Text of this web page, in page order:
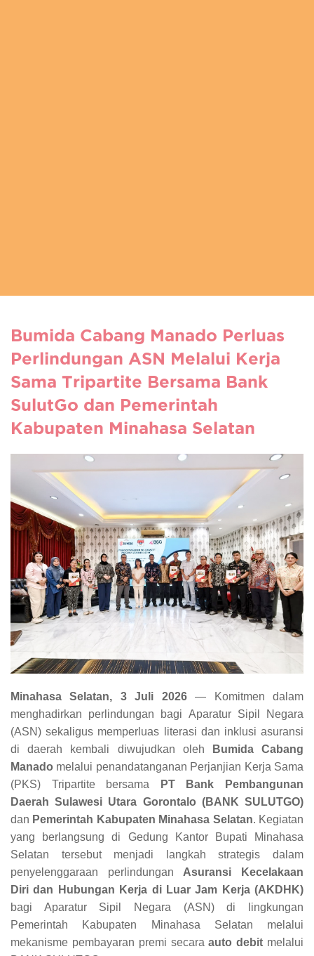
Bumida Cabang Manado Perluas
Perlindungan ASN Melalui Kerja
Sama Tripartite Bersama Bank
SulutGo dan Pemerintah
Kabupaten Minahasa Selatan
Minahasa Selatan, 3 Juli 2026— Komitmen dalam
menghadirkan perlindungan bagi Aparatur Sipil Negara
(ASN) sekaligus memperluas literasi dan inklusi asuransi
di daerah kembali diwujudkan oleh
Bumida Cabang
Manado melalui penandatanganan Perjanjian Kerja Sama
(PKS) Tripartite bersama
PT Bank Pembangunan
Daerah Sulawesi Utara Gorontalo (BANK SULUTGO)
dan Pemerintah Kabupaten Minahasa Selatan. Kegiatan
yang berlangsung di Gedung Kantor Bupati Minahasa
Selatan tersebut menjadi langkah strategis dalam
penyelenggaraan perlindungan Asuransi Kecelakaan
Diri dan Hubungan Kerja di Luar Jam Kerja (AKDHK)
bagi Aparatur Sipil Negara (ASN) di lingkungan
Pemerintah Kabupaten Minahasa Selatan melalui
mekanisme pembayaran premi secaraauto debit melalui